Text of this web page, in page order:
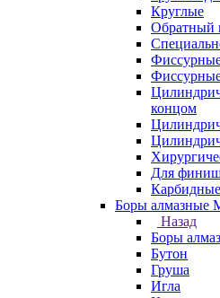
Круглые
Обратный
концом
Для
Карбидные
Боры алмазные
Назад
Боры
Бутон
Груша
Игла